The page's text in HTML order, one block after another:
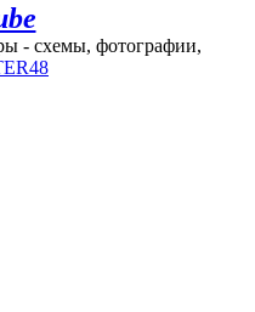
- схемы, фотографии,